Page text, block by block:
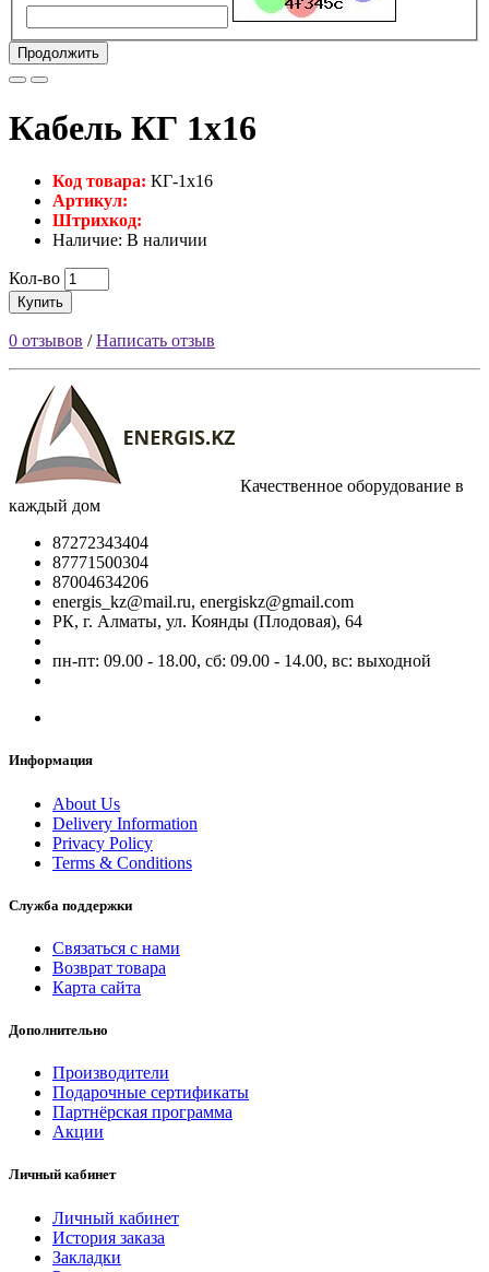
Продолжить
Кабель КГ 1х16
Код товара: КГ-1х16
Артикул:
Штрихкод:
Наличие: В наличии
Кол-во
Купить
0 отзывов /Написать отзыв
Качественное оборудование в
каждый дом
87272343404
87771500304
87004634206
energis_kz@mail.ru, energiskz@gmail.com
РК, г. Алматы, ул. Коянды (Плодовая), 64
пн-пт: 09.00 - 18.00, сб: 09.00 - 14.00, вс: выходной
Информация
About Us
Delivery Information
Privacy Policy
Terms & Conditions
Служба поддержки
Связаться с нами
Возврат товара
Карта сайта
Дополнительно
Производители
Подарочные сертификаты
Партнёрская программа
Акции
Личный кабинет
Личный кабинет
История заказа
Закладки